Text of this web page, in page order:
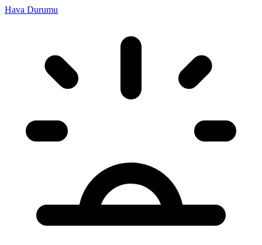
Hava Durumu